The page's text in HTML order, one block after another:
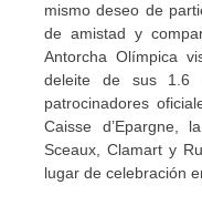
mismo deseo de
de amistad y
Antorcha Olímpica
deleite de sus 1.6
patrocinadores
Caisse d’Epargne,
Sceaux, Clamart y
lugar de celebración